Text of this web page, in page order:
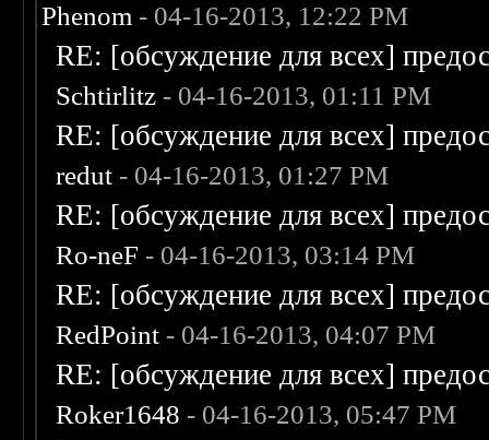
Phenom - 04-16-2013, 12:22 PM
RE: [обсуждение для всех]
Schtirlitz - 04-16-2013, 01:11 PM
RE: [обсуждение для всех]
redut - 04-16-2013, 01:27 PM
RE: [обсуждение для всех]
Ro-neF - 04-16-2013, 03:14 PM
RE: [обсуждение для всех]
RedPoint - 04-16-2013, 04:07 PM
RE: [обсуждение для всех]
Roker1648 - 04-16-2013, 05:47 PM